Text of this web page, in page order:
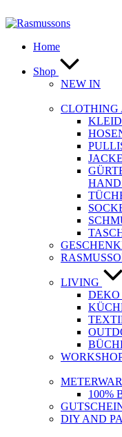
Inhalt
Home
Shop
NEW IN
CLOTHING
LIVING
DEKO
100%
DIY AND